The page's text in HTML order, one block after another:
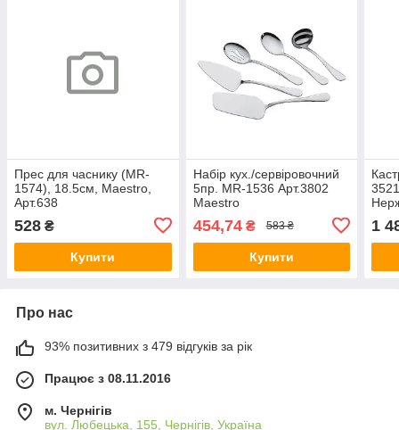
Прес для часнику (MR-
1574), 18.5см, Maestro,
Арт.638
528 ₴
Купити
Набір кух./сервіровочний
5пр. MR-1536 Арт.3802
Maestro
454,74₴ 583 ₴
Купити
1
Про нас
93% позитивних з 479 відгуків за рік
Працює з 08.11.2016
м. Чернігів
вул. Любецька, 155, Чернігів, Україна